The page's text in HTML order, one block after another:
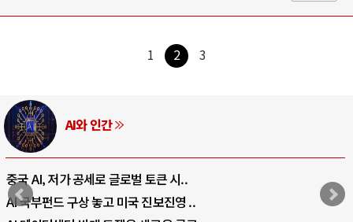
1 2 3
AI와 인간
중국 AI, 저가 공세로 글로벌 토큰 시..
AI 국부펀드 구상 놓고 미국 진보진영 ..